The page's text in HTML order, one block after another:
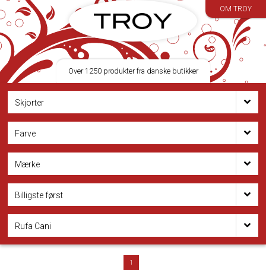
OM TROY
Over 1250 produkter fra danske butikker
Skjorter
Farve
Mærke
Billigste først
Rufa Cani
1